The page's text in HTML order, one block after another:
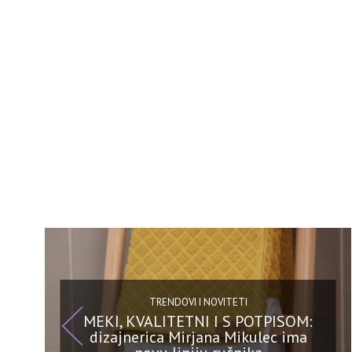
TRENDOVI I NOVITETI
MEKI, KVALITETNI I S POTPISOM:
dizajnerica Mirjana Mikulec ima